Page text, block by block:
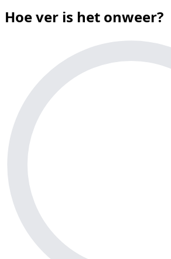
Hoe ver is het onweer?